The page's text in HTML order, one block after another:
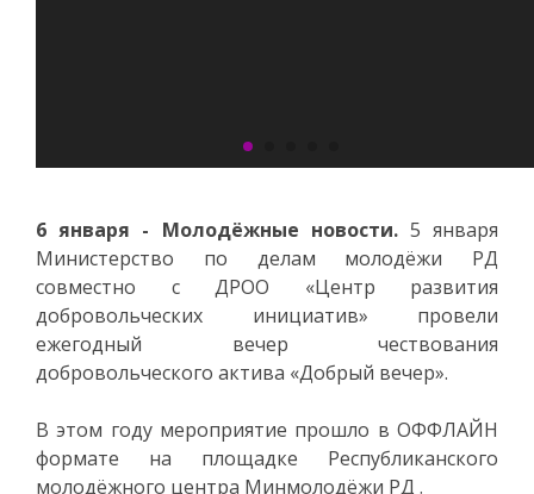
6 января - Молодёжные новости. 5 января
Министерство по делам молодёжи РД
совместно с ДРОО «Центр развития
добровольческих инициатив» провели
ежегодный вечер чествования
добровольческого актива «Добрый вечер».
В этом году мероприятие прошло в ОФФЛАЙН
формате на площадке Республиканского
молодёжного центра Минмолодёжи РД .